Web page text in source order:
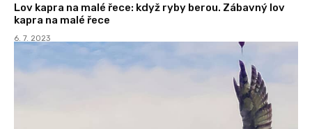
Lov kapra na malé řece: když ryby berou. Zábavný lov
kapra na malé řece
6. 7. 2023